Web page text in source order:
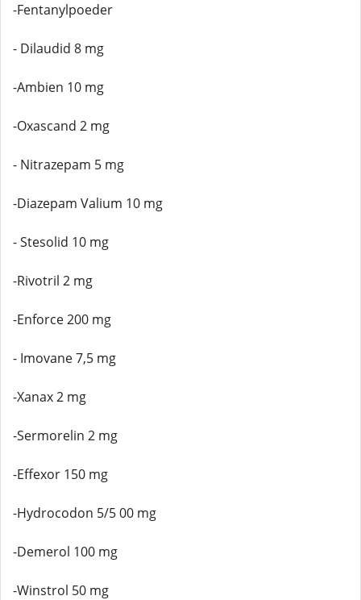
-Fentanylpoeder
- Dilaudid 8 mg
-Ambien 10 mg
-Oxascand 2 mg
- Nitrazepam 5 mg
-Diazepam Valium 10 mg
- Stesolid 10 mg
-Rivotril 2 mg
-Enforce 200 mg
- Imovane 7,5 mg
-Xanax 2 mg
-Sermorelin 2 mg
-Effexor 150 mg
-Hydrocodon 5/5 00 mg
-Demerol 100 mg
-Winstrol 50 mg